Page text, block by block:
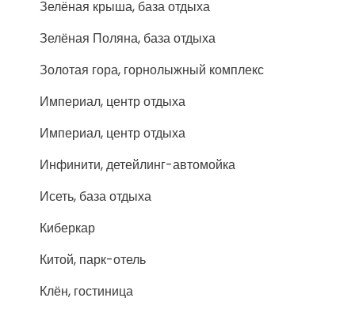
Зелёная крыша, база отдыха
Зелёная Поляна, база отдыха
Золотая гора, горнолыжный комплекс
Империал, центр отдыха
Империал, центр отдыха
Инфинити, детейлинг-автомойка
Исеть, база отдыха
Киберкар
Китой, парк-отель
Клён, гостиница